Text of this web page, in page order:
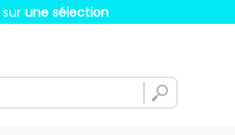
sur une sélection